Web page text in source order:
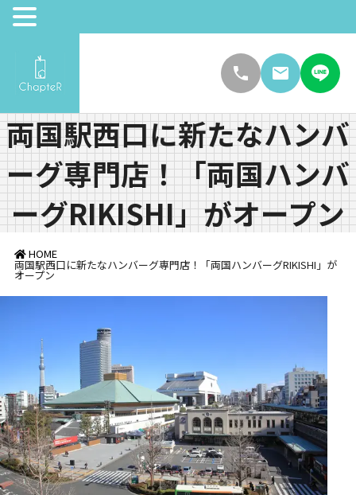
両国駅西口に新たなハンバ
ーグ専門店！「両国ハンバ
ーグRIKISHI」がオープン
HOME
両国駅西口に新たなハンバーグ専門店！「両国ハンバーグRIKISHI」が
オープン